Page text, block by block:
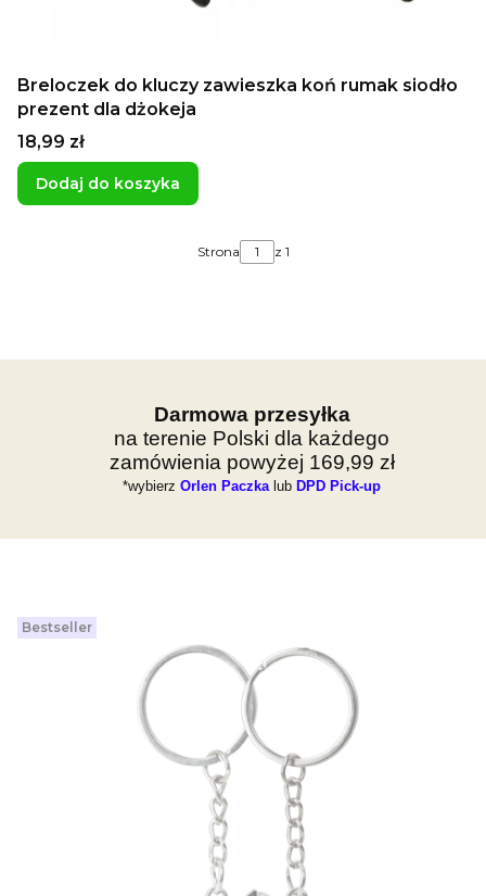
Breloczek do kluczy zawieszka koń rumak siodło
prezent dla dżokeja
Cena
18,99 zł
Dodaj do koszyka
Strona z 1
Darmowa przesyłka
na terenie Polski dla każdego
zamówienia powyżej 169,99 zł
*wybierz Orlen Paczkalub DPD Pick-up
Bestseller